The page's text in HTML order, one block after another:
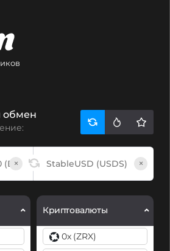
обмен
× ×
Криптовалюты
0x (ZRX)